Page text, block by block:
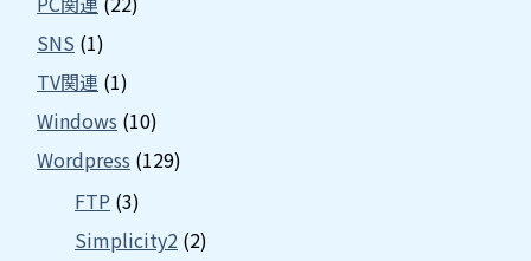
SNS (1)
TV関連 (1)
Windows (10)
Wordpress (129)
FTP (3)
Simplicity2 (2)